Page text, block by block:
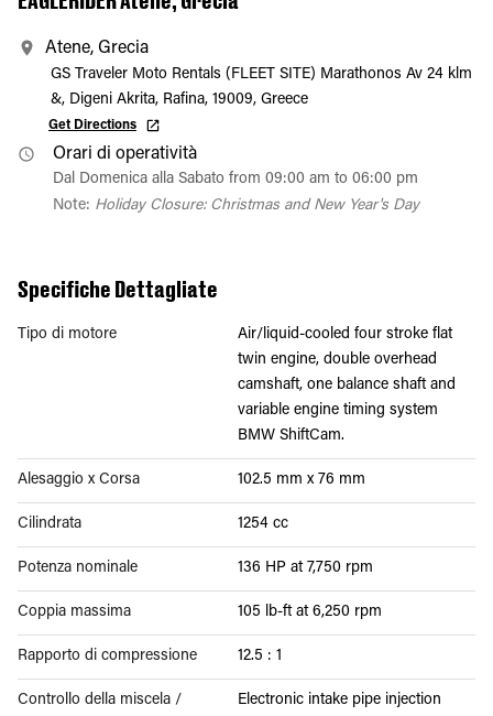
Atene, Grecia
GS Traveler Moto Rentals (FLEET SITE) Marathonos Av 24 klm
&, Digeni Akrita, Rafina, 19009, Greece
Get Directions
Orari di operatività
Dal Domenica alla Sabato from 09:00 am to 06:00 pm
Note: Holiday Closure: Christmas and New Year's Day
Specifiche Dettagliate
Tipo di motore
Air/liquid-cooled four stroke flat
twin engine, double overhead
camshaft, one balance shaft and
variable engine timing system
BMW ShiftCam.
Alesaggio x Corsa 102.5 mm x 76 mm
Cilindrata 1254 cc
Potenza nominale 136 HP at 7,750 rpm
Coppia massima 105 lb-ft at 6,250 rpm
Rapporto di compressione 12.5 : 1
Controllo della miscela /
Electronic intake pipe injection